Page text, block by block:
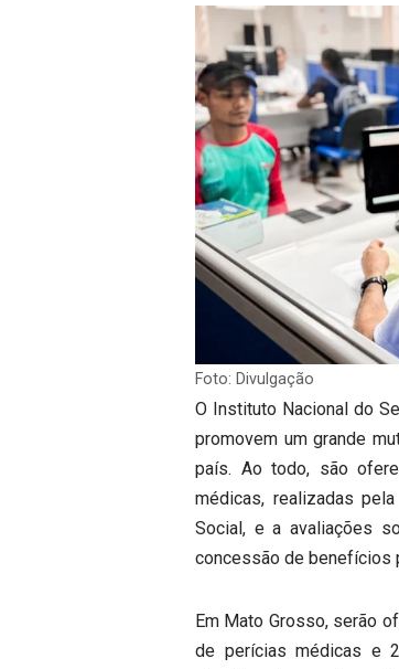
Foto: Divulgação
O Instituto Nacional do
promovem um grande
país. Ao todo, são
médicas, realizadas
Social, e a avaliações
concessão de benefícios
Em Mato Grosso, serão
de perícias médicas e